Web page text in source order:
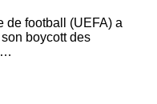
de football (UEFA) a
boycott des
…